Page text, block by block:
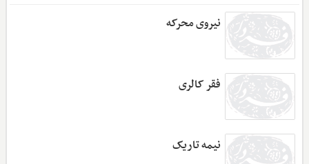
نیروی محرکه
فقر کالری
نیمه تاریک